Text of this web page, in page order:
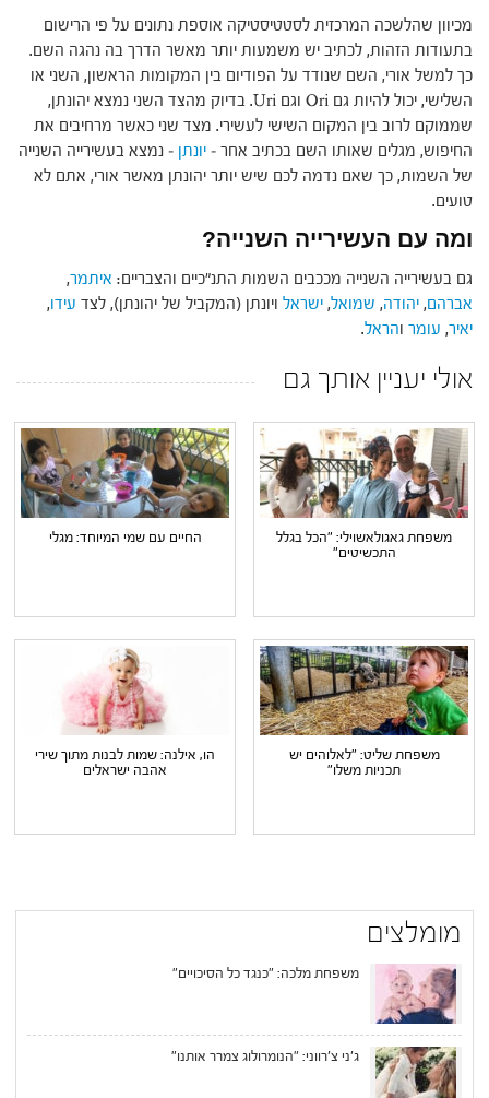
מכיוון שהלשכה המרכזית לסטטיסטיקה אוספת נתונים על פי הרישום
בתעודות הזהות, לכתיב יש משמעות יותר מאשר הדרך בה נהגה השם.
כך למשל אורי, השם שנודד על הפודיום בין המקומות הראשון, השני או
השלישי, יכול להיות גם Ori וגם Uri. בדיוק מהצד השני נמצא יהונתן,
שממוקם לרוב בין המקום השישי לעשירי. מצד שני כאשר מרחיבים את
החיפוש, מגלים שאותו השם בכתיב אחר – יונתן – נמצא בעשירייה השנייה
של השמות, כך שאם נדמה לכם שיש יותר יהונתן מאשר אורי, אתם לא
טועים.
ומה עם העשירייה השנייה?
גם בעשירייה השנייה מככבים השמות התנ"כיים והצבריים: איתמר,
אברהם, יהודה, שמואל, ישראל ויונתן (המקביל של יהונתן), לצד עידו,
יאיר, עומר והראל.
אולי יעניין אותך גם
משפחת גאגולאשוילי: "הכל בגלל
התכשיטים"
החיים עם שמי המיוחד: מגלי
משפחת שליט: "לאלוהים יש
תכניות משלו"
הו, אילנה: שמות לבנות מתוך שירי
אהבה ישראלים
מומלצים
משפחת מלכה: "כנגד כל הסיכויים"
ג'ני צ'רווני: "הנומרולוג צמרר אותנו"